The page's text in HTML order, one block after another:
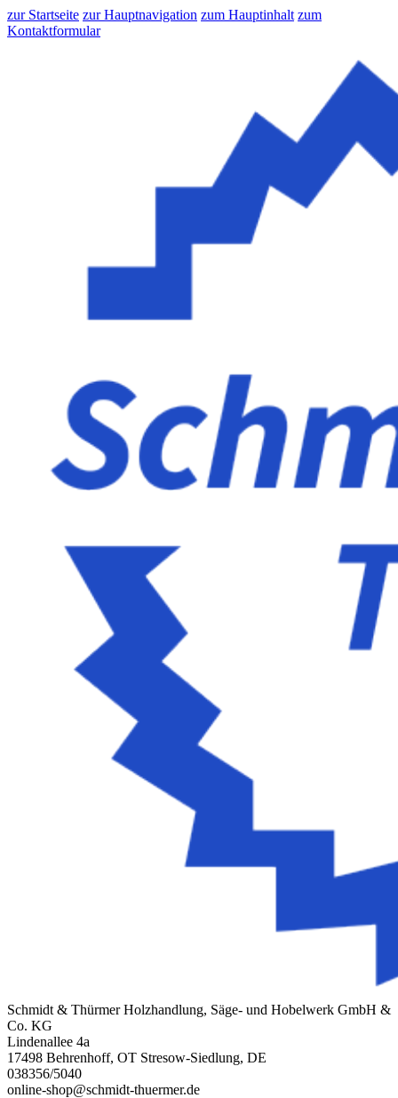
zur Startseite zur Hauptnavigation zum Hauptinhalt zum
Kontaktformular
Schmidt & Thürmer Holzhandlung, Säge- und Hobelwerk GmbH &
Co. KG
Lindenallee 4a
17498 Behrenhoff, OT Stresow-Siedlung, DE
038356/5040
online-shop@schmidt-thuermer.de